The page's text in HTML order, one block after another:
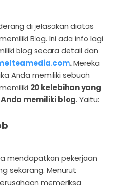
di jelasakan diatas
Blog. Ini ada info lagi
blog secara detail dan
.Mereka
Anda memiliki sebuah
20 kelebihan yang
memiliki blog. Yaitu:
mendapatkan pekerjaan
sekarang. Menurut
memeriksa